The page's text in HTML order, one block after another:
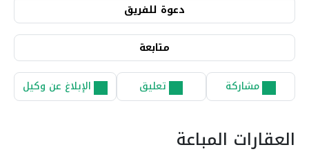
دعوة للفريق
متابعة
مشاركة تعليق الإبلاغ عن وكيل
العقارات المباعة